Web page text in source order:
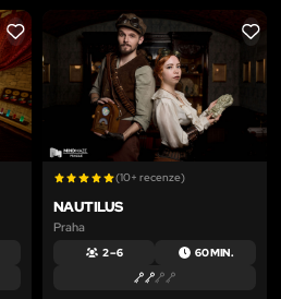
LIKE LIKE
(10+ recenze)
NAUTILUS
Praha
2 – 6 60 MIN.